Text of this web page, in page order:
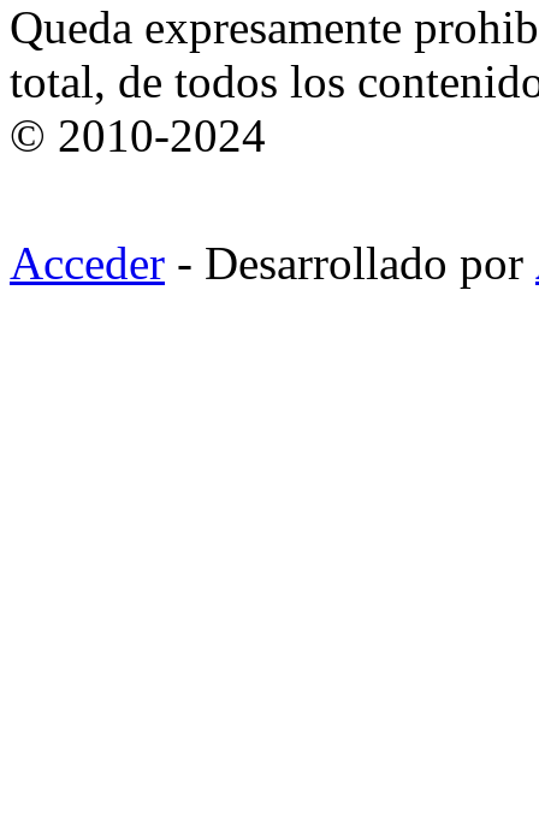
Queda expresamente
total, de todos los
© 2010-2024
Acceder - Desarrollado por